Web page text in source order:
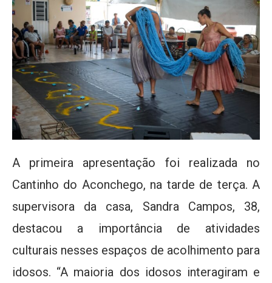
A primeira apresentação foi realizada no
Cantinho do Aconchego, na tarde de terça. A
supervisora da casa, Sandra Campos, 38,
destacou a importância de atividades
culturais nesses espaços de acolhimento para
idosos. “A maioria dos idosos interagiram e